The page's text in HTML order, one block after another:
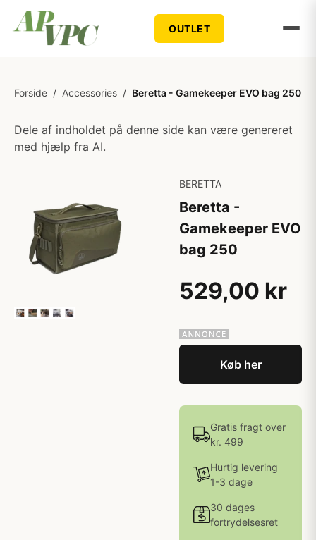
OUTLET
Forside / Accessories / Beretta - Gamekeeper EVO bag 250
Dele af indholdet på denne side kan være genereret
med hjælp fra AI.
BERETTA
Beretta -
Gamekeeper EVO
bag 250
529,00 kr
Køb her
Gratis fragt over
kr. 499
Hurtig levering
1-3 dage
30 dages
fortrydelsesret